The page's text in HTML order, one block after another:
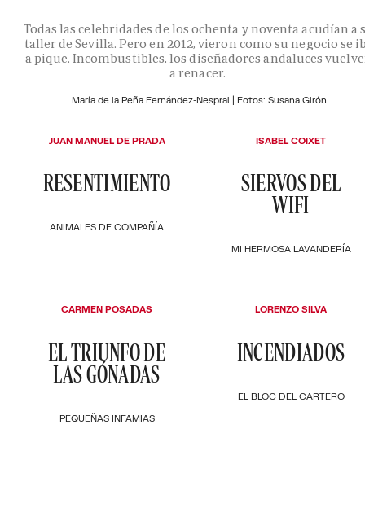
Todas las celebridades de los ochenta y noventa acudían a
taller de Sevilla. Pero en 2012, vieron como su negocio se
a pique. Incombustibles, los diseñadores andaluces
a renacer.
María de la Peña Fernández-Nespral | Fotos: Susana Girón
ANIMALES DE COMPAÑÍA
RESENTIMIENTO
JUAN MANUEL DE PRADA
MI HERMOSA LAVANDERÍA
SIERVOS DEL
WIFI
ISABEL COIXET
PEQUEÑAS INFAMIAS
EL TRIUNFO DE
LAS GÓNADAS
CARMEN POSADAS
EL BLOC DEL CARTERO
INCENDIADOS
LORENZO SILVA